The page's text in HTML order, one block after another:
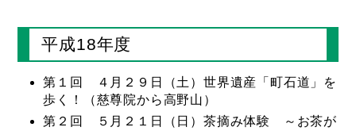
平成18年度
第１回 ４月２９日（土）世界遺産「町石道」を
歩く！（慈尊院から高野山）
第２回 ５月２１日（日）茶摘み体験 ～お茶が